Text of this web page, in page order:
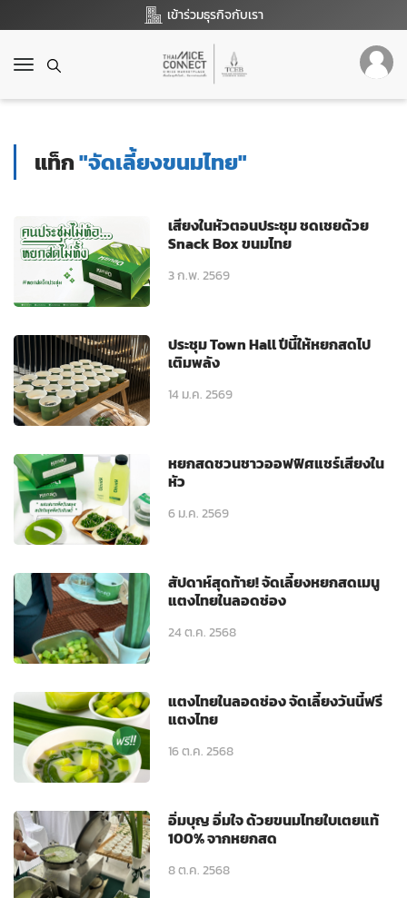
เข้าร่วมธุรกิจกับเรา
T
g
i
g
a
o
n
แท็ก"จัดเลี้ยงขนมไทย"
เสียงในหัวตอนประชุม ชดเชยด้วย
Snack Box ขนมไทย
3 ก.พ. 2569
ประชุม Town Hall ปีนี้ให้หยกสดไป
เติมพลัง
14 ม.ค. 2569
หยกสดชวนชาวออฟฟิศแชร์เสียงใน
หัว
6 ม.ค. 2569
สัปดาห์สุดท้าย! จัดเลี้ยงหยกสดเมนู
แตงไทยในลอดช่อง
24 ต.ค. 2568
แตงไทยในลอดช่อง จัดเลี้ยงวันนี้ฟรี
แตงไทย
16 ต.ค. 2568
อิ่มบุญ อิ่มใจ ด้วยขนมไทยใบเตยแท้
100% จากหยกสด
8 ต.ค. 2568